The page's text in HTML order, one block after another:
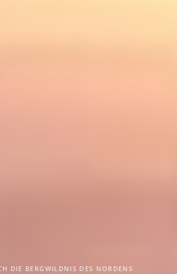
DIE BERGWILDNIS DES NORDENS